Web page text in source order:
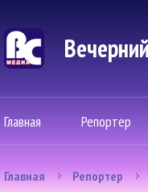
Главная Репортер
Главная Репортер